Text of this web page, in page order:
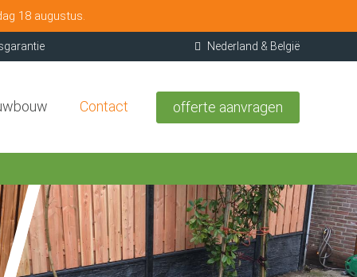
18 augustus.
Nederland & België
Contact offerte aanvragen